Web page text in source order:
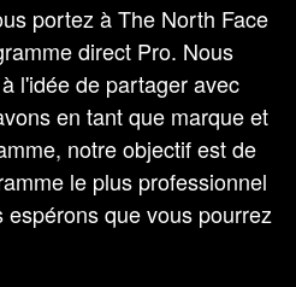
portez à The North Face
direct Pro. Nous
l'idée de partager avec
en tant que marque et
notre objectif est de
le plus professionnel
que vous pourrez